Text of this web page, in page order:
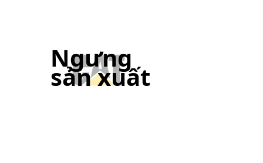
Ngưng
sản xuất